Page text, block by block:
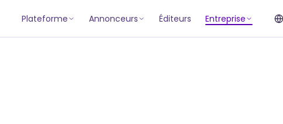
Plateforme Annonceurs Éditeurs Entreprise